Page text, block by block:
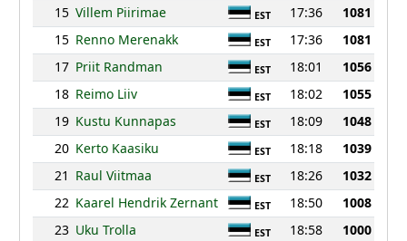
15 Villem Piirimae EST 17:36
1081
15 Renno Merenakk EST 17:36
1081
17 Priit Randman EST 18:01
1056
18 Reimo Liiv EST 18:02
1055
19 Kustu Kunnapas EST 18:09
1048
20 Kerto Kaasiku EST 18:18
1039
21 Raul Viitmaa EST 18:26
1032
22 Kaarel Hendrik Zernant EST 18:50
1008
23 Uku Trolla EST 18:58
1000